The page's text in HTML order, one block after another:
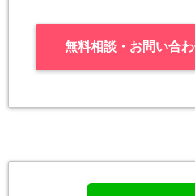
無料相談・お問い合